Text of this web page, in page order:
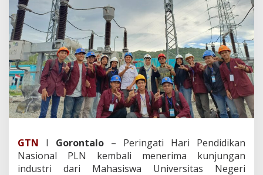
e
n
d
i
d
i
k
a
n
P
N
GTN I Gorontalo – Peringati Hari Pendidikan
Nasional PLN kembali menerima kunjungan
industri dari Mahasiswa Universitas Negeri